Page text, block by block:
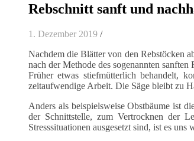
Rebschnitt sanft und
1. Dezember 2019 /
Nachdem die Blätter von den Rebstöcken
nach der Methode des sogenannten sanften
Früher etwas stiefmütterlich behandelt,
zeitaufwendige Arbeit. Die Säge bleibt zu
Anders als beispielsweise Obstbäume ist
der Schnittstelle, zum Vertrocknen der
Stresssituationen ausgesetzt sind, ist es